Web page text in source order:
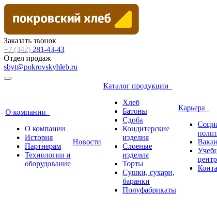
Заказать звонок
+7 (342) 281-43-43
Отдел продаж
sbyt@pokrovskyhleb.ru
О компании
О компании
История
Партнерам
Технологии и
оборудование
Новости
Каталог продукции
Хлеб
Батоны
Сдоба
Кондитерские
изделия
Слоеные
изделия
Торты
Сушки, сухари,
баранки
Полуфабрикаты
Карьера
центр